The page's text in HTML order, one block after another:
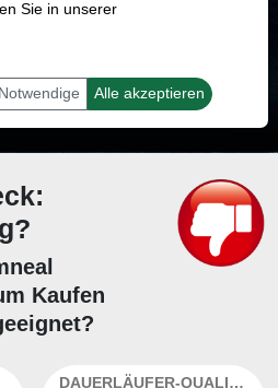
%
Aktie erfolgreich sein.
Kaufen
DAUERLÄUFER-QUALITÄTEN
Sie in unserer
Alle akzeptieren